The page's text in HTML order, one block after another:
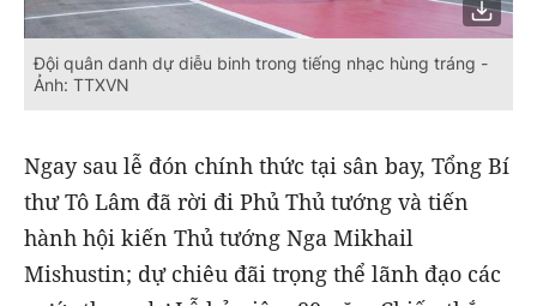
Đội quân danh dự diễu binh trong tiếng nhạc hùng tráng -
Ảnh: TTXVN
Ngay sau lễ đón chính thức tại sân bay, Tổng Bí
thư Tô Lâm đã rời đi Phủ Thủ tướng và tiến
hành hội kiến Thủ tướng Nga Mikhail
Mishustin; dự chiêu đãi trọng thể lãnh đạo các